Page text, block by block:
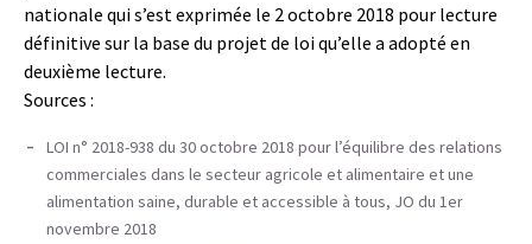
nationale qui s’est exprimée le 2 octobre 2018 pour lecture
définitive sur la base du projet de loi qu’elle a adopté en
deuxième lecture.
Sources :
LOI n° 2018-938 du 30 octobre 2018 pour l’équilibre des relations
commerciales dans le secteur agricole et alimentaire et une
alimentation saine, durable et accessible à tous, JO du 1er
novembre 2018